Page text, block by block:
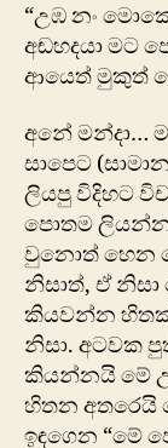
“උඹ නං
අඬහදයා මට
ආයෙත් මුකුත්
අනේ මන්දා…
සාපෙට
ලියපු විදිහට
පොතම
වුනොත් හෙන
නිසාත්, ඒ
කියවන්න
නිසා. අටවක
කියන්නයි මේ
හිතන අතරෙයි
ඉඳගෙන “මේ